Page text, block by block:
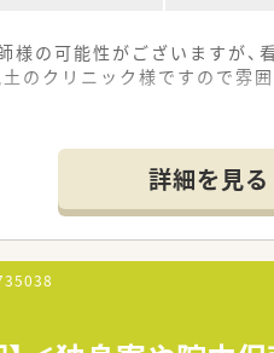
の可能性がございますが、
のクリニック様ですので雰
詳細を見る